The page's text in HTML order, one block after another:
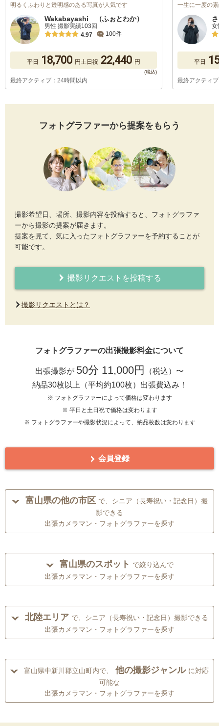
明るくふわりと透明感のある写真が人気です
Wakabayashi （ふぉとわか）
男性 撮影実績103回
4.97
100件
平日 18,700 円土日祝 22,440 円
最終アクティブ：24時間以内
一生に一度の
女
平日
最終アクティ
フォトグラファーから提案をもらう
撮影希望日、場所、撮影内容を投稿すると、フォトグラファ
ーから撮影の提案が届きます。
提案を見て、気に入ったフォトグラファーを予約することが
可能です。
撮影リクエストを投稿する
撮影リクエストとは？
フォトグラファーの出張撮影料金について
出張撮影が 50分 11,000円
（税込）〜
納品30枚以上（平均約100枚）出張費込み！
※ フォトグラファーによって価格は変わります
※ 平日と土日祝で価格は変わります
※ フォトグラファーや撮影状況によって、納品枚数は変わります
会員登録
富山県の他の市区 で、シニア（長寿祝い・記念日）撮
影できる
出張カメラマン・フォトグラファーを探す
富山県のスポット で絞り込んで
出張カメラマン・フォトグラファーを探す
北陸エリア で、シニア（長寿祝い・記念日）撮影できる
出張カメラマン・フォトグラファーを探す
富山県中新川郡立山町内で、 他の撮影ジャンル に対応
可能な
出張カメラマン・フォトグラファーを探す